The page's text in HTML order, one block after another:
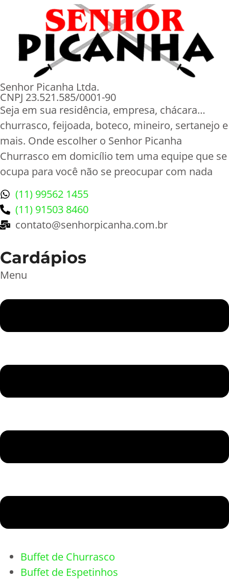
Senhor Picanha Ltda.
CNPJ 23.521.585/0001-90
Seja em sua residência, empresa, chácara…
churrasco, feijoada, boteco, mineiro, sertanejo e
mais. Onde escolher o Senhor Picanha
Churrasco em domicílio tem uma equipe que se
ocupa para você não se preocupar com nada
(11) 99562 1455
(11) 91503 8460
contato@senhorpicanha.com.br
Cardápios
Menu
Buffet de Churrasco
Buffet de Espetinhos